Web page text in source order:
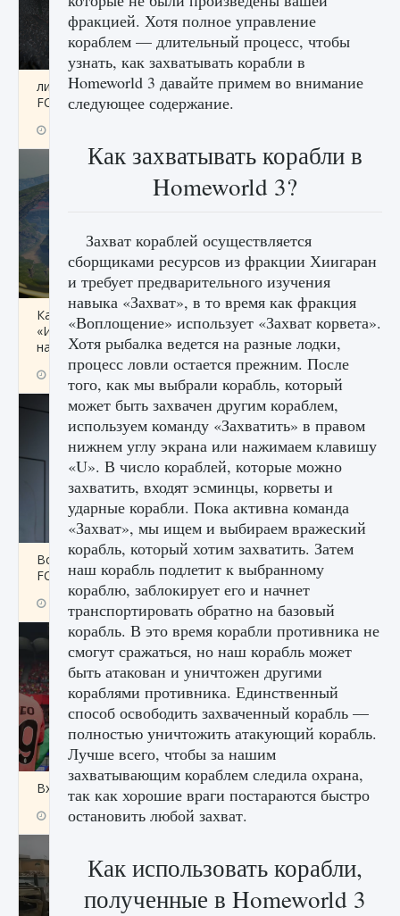
лицензии, лиги, команды и стадионы в EA
FC 25
Как исправить ошибку Palworld EPalworld
«Идет сохранение мира — Невозможно
начать сохранение данных мира»
9 августа 2024 2 711 0 0
Все новые функции в режиме карьеры EA
FC 25
9 августа 2024 2 096
Входят ли «Милан» и «Интер» в EA FC 25
9 августа 2024 2 064
фракцией. Хотя полное управление
кораблем — длительный процесс, чтобы
узнать, как захватывать корабли в
Homeworld 3 давайте примем во внимание
следующее содержание.
Как захватывать корабли в
Homeworld 3?
Захват кораблей осуществляется
сборщиками ресурсов из фракции Хиигаран
и требует предварительного изучения
навыка «Захват», в то время как фракция
«Воплощение» использует «Захват корвета».
Хотя рыбалка ведется на разные лодки,
процесс ловли остается прежним. После
того, как мы выбрали корабль, который
может быть захвачен другим кораблем,
используем команду «Захватить» в правом
нижнем углу экрана или нажимаем клавишу
«U». В число кораблей, которые можно
захватить, входят эсминцы, корветы и
ударные корабли. Пока активна команда
«Захват», мы ищем и выбираем вражеский
корабль, который хотим захватить. Затем
наш корабль подлетит к выбранному
кораблю, заблокирует его и начнет
транспортировать обратно на базовый
корабль. В это время корабли противника не
смогут сражаться, но наш корабль может
быть атакован и уничтожен другими
кораблями противника. Единственный
способ освободить захваченный корабль —
полностью уничтожить атакующий корабль.
Лучше всего, чтобы за нашим
захватывающим кораблем следила охрана,
так как хорошие враги постараются быстро
остановить любой захват.
Как использовать корабли,
полученные в Homeworld 3